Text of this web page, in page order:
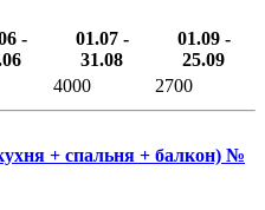
-
01.07 -
31.08
01.09 -
25.09
4000 2700
+ спальня + балкон) №